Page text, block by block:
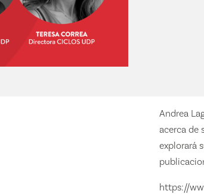
Andrea
acerca de
explorará
https://